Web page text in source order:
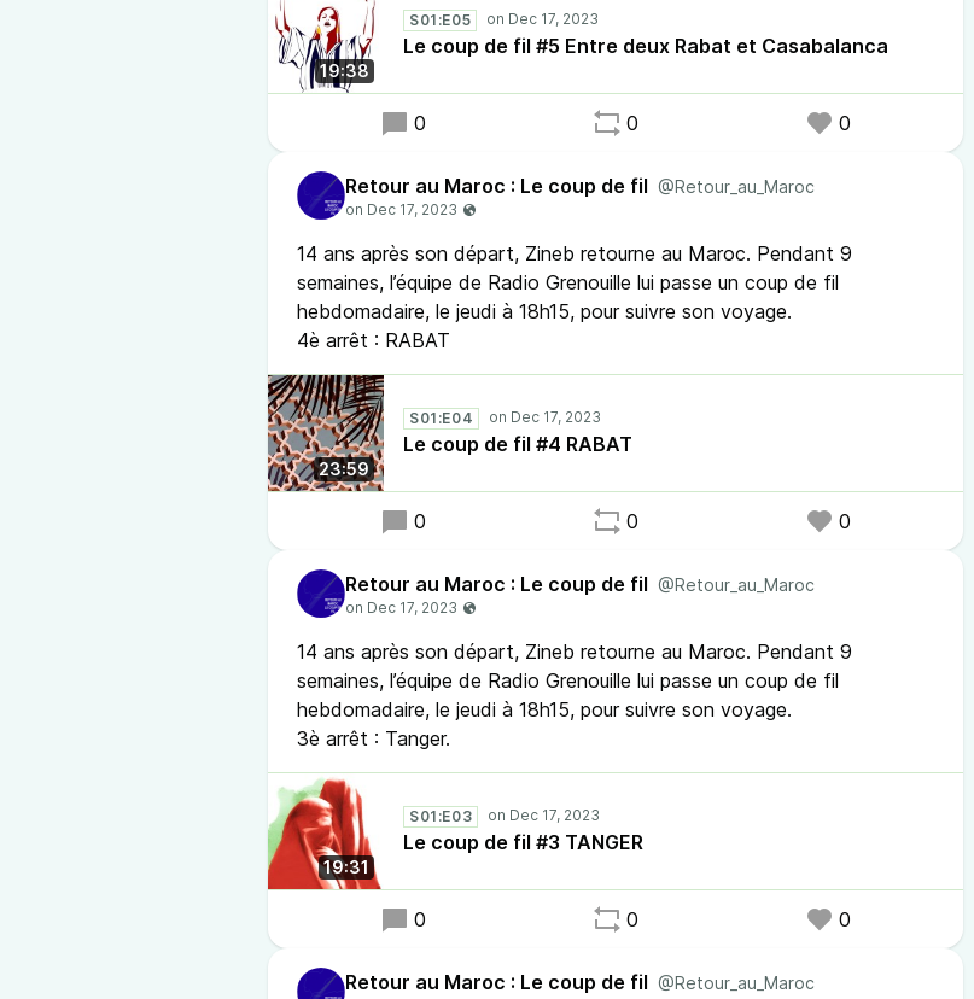
19:38
S01:E05
Le coup de fil #5 Entre deux Rabat et Casabalanca
0 0 0
Retour au Maroc : Le coup de fil @Retour_au_Maroc
14 ans après son départ, Zineb retourne au Maroc. Pendant 9
semaines, l’équipe de Radio Grenouille lui passe un coup de fil
hebdomadaire, le jeudi à 18h15, pour suivre son voyage.
4è arrêt : RABAT
23:59
S01:E04
Le coup de fil #4 RABAT
0 0 0
Retour au Maroc : Le coup de fil @Retour_au_Maroc
14 ans après son départ, Zineb retourne au Maroc. Pendant 9
semaines, l’équipe de Radio Grenouille lui passe un coup de fil
hebdomadaire, le jeudi à 18h15, pour suivre son voyage.
3è arrêt : Tanger.
19:31
S01:E03
Le coup de fil #3 TANGER
0 0 0
Retour au Maroc : Le coup de fil @Retour_au_Maroc